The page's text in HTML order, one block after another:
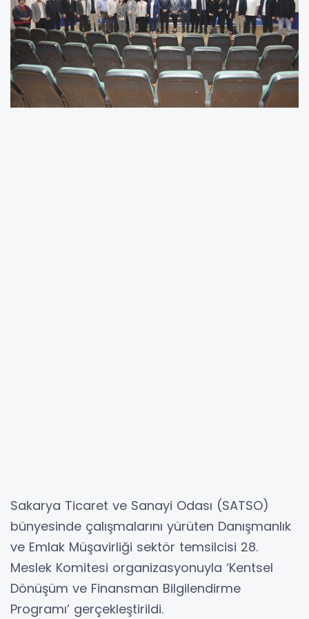
Sakarya Ticaret ve Sanayi Odası (SATSO)
bünyesinde çalışmalarını yürüten Danışmanlık
ve Emlak Müşavirliği sektör temsilcisi 28.
Meslek Komitesi organizasyonuyla ‘Kentsel
Dönüşüm ve Finansman Bilgilendirme
Programı’ gerçekleştirildi.